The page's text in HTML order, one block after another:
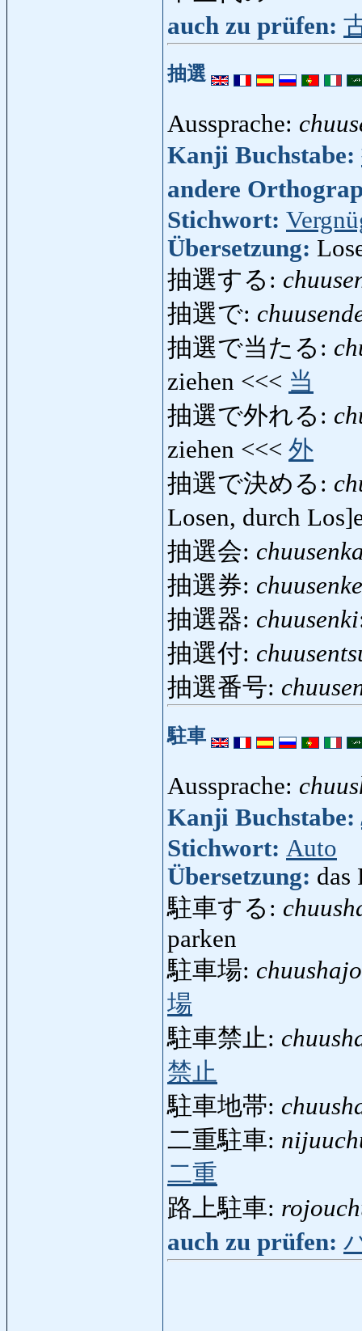
auch zu prüfen:
抽選
Aussprache:
Kanji Buchstabe:
andere
Stichwort:
Übersetzung:
抽選する:
抽選で:
抽選で当たる:
ziehen <<< 当
抽選で外れる:
ziehen <<< 外
抽選で決める:
Losen, durch
抽選会:
抽選券:
抽選器: chuusenki
抽選付:
抽選番号:
駐車
Aussprache:
Kanji Buchstabe:
Stichwort: Auto
Übersetzung: das
駐車する:
parken
駐車場:
場
駐車禁止:
禁止
駐車地帯:
二重駐車:
二重
路上駐車:
auch zu prüfen: